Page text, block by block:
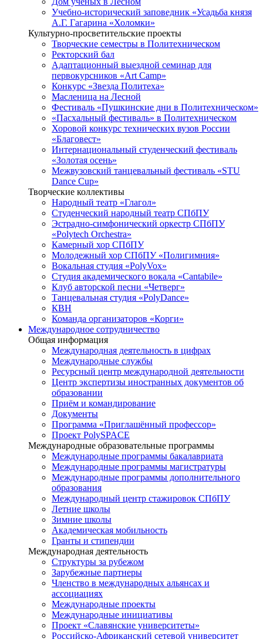
Учебно-исторический заповедник «Усадьба князя
А.Г. Гагарина «Холомки»
Культурно-просветительские проекты
Творческие семестры в Политехническом
Ректорский бал
Адаптационный выездной семинар для
первокурсников «Art Camp»
Конкурс «Звезда Политеха»
Масленица на Лесной
Фестиваль «Пушкинские дни в Политехническом»
«Пасхальный фестиваль» в Политехническом
Хоровой конкурс технических вузов России
«Благовест»
Интернациональный студенческий фестиваль
«Золотая осень»
Межвузовский танцевальный фестиваль «STU
Dance Cup»
Творческие коллективы
Народный театр «Глагол»
Студенческий народный театр СПбПУ
Эстрадно-симфонический оркестр СПбПУ
«Polytech Orchestra»
Камерный хор СПбПУ
Молодежный хор СПбПУ «Полигимния»
Вокальная студия «PolyVox»
Студия академического вокала «Cantabile»
Клуб авторской песни «Четверг»
Танцевальная студия «PolyDance»
КВН
Команда организаторов «Корги»
Международное сотрудничество
Общая информация
Международная деятельность в цифрах
Международные службы
Ресурсный центр международной деятельности
Центр экспертизы иностранных документов об
образовании
Приём и командирование
Документы
Программа «Приглашённый профессор»
Проект PolySPACE
Международные образовательные программы
Международные программы бакалавриата
Международные программы магистратуры
Международные программы дополнительного
образования
Международный центр стажировок СПбПУ
Летние школы
Зимние школы
Академическая мобильность
Гранты и стипендии
Международная деятельность
Структуры за рубежом
Зарубежные партнеры
Членство в международных альянсах и
ассоциациях
Международные проекты
Международные инициативы
Проект «Славянские университеты»
Российско-Африканский сетевой университет